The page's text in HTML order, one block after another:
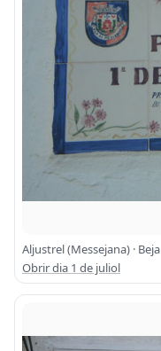
Aljustrel (Messejana) · Beja
Obrir dia 1 de juliol